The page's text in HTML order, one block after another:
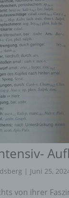
| Juni 25,
von ihrer